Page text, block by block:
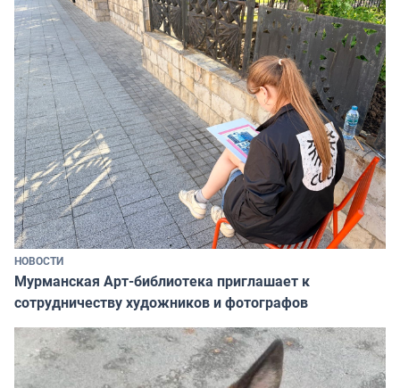
НОВОСТИ
Мурманская Арт-библиотека приглашает к
сотрудничеству художников и фотографов